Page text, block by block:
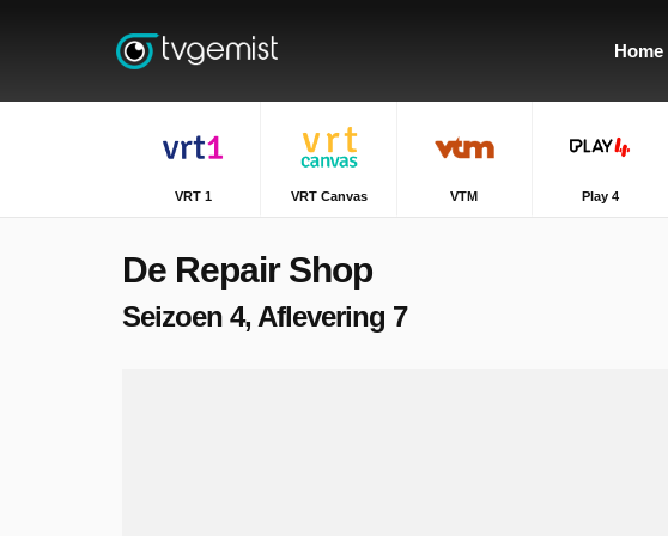
Home
VRT 1 VRT Canvas VTM Play 4
De Repair Shop
Seizoen 4, Aflevering 7